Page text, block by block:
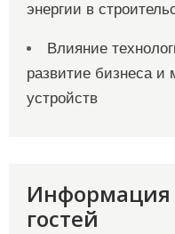
энергии в
Влияние
развитие бизнеса и
устройств
Информация
гостей